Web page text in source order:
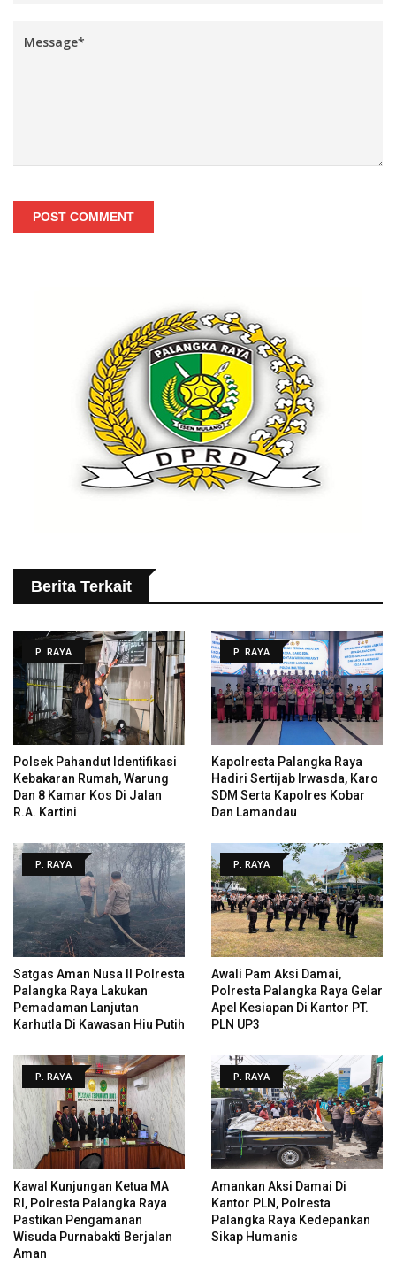
POST COMMENT
Berita Terkait
P. RAYA
Polsek Pahandut Identifikasi
Kebakaran Rumah, Warung
Dan 8 Kamar Kos Di Jalan
R.A. Kartini
P. RAYA
Kapolresta Palangka Raya
Hadiri Sertijab Irwasda, Karo
SDM Serta Kapolres Kobar
Dan Lamandau
P. RAYA
Satgas Aman Nusa II Polresta
Palangka Raya Lakukan
Pemadaman Lanjutan
Karhutla Di Kawasan Hiu Putih
P. RAYA
Awali Pam Aksi Damai,
Polresta Palangka Raya Gelar
Apel Kesiapan Di Kantor PT.
PLN UP3
P. RAYA
Kawal Kunjungan Ketua MA
RI, Polresta Palangka Raya
Pastikan Pengamanan
Wisuda Purnabakti Berjalan
Aman
P. RAYA
Amankan Aksi Damai Di
Kantor PLN, Polresta
Palangka Raya Kedepankan
Sikap Humanis